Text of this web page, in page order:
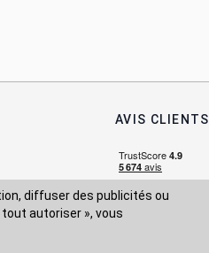
diffuser des publicités ou
autoriser », vous
AVIS CLIENTS